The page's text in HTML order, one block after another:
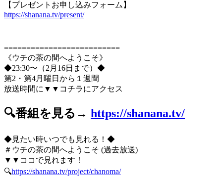
【プレゼントお申し込みフォーム】
https://shanana.tv/present/
==========================
《ウチの茶の間へようこそ》
◆23:30〜（2月16日まで）◆
第2・第4月曜日から１週間
放送時間に▼▼コチラにアクセス
🔍番組を見る→ https://shanana.tv/
◆見たい時いつでも見れる！◆
＃ウチの茶の間へようこそ (過去放送)
▼▼ココで見れます！
🔍https://shanana.tv/project/chanoma/